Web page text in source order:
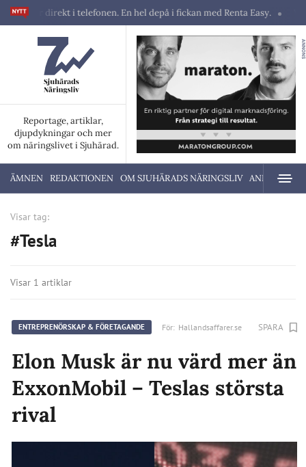
direkt i telefonen. En hel depå i fickan med Renta Easy.
Reportage, artiklar,
djupdykningar och mer
om näringslivet i Sjuhärad.
ANNONS
ÄMNEN REDAKTIONEN OM SJUHÄRADS NÄRINGSLIV ANNONSERA
Visar tag:
#Tesla
Visar 1 artiklar
ENTREPRENÖRSKAP & FÖRETAGANDE För: Hallandsaffarer.se SPARA
Elon Musk är nu värd mer än
ExxonMobil – Teslas största
rival